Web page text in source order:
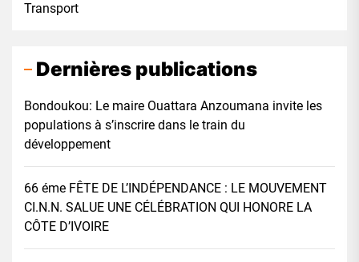
Transport
Dernières publications
Bondoukou: Le maire Ouattara Anzoumana invite les
populations à s’inscrire dans le train du
développement
66 éme FÊTE DE L’INDÉPENDANCE : LE MOUVEMENT
CI.N.N. SALUE UNE CÉLÉBRATION QUI HONORE LA
CÔTE D’IVOIRE